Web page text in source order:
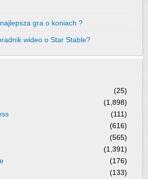
gra o koniach ?
wideo o Star Stable?
(25)
(1,898)
(111)
(616)
(565)
(1,391)
(176)
(133)